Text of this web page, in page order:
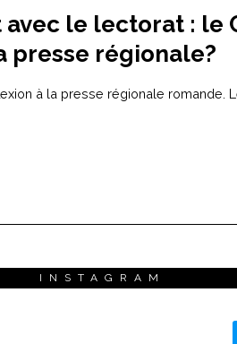
le lectorat : le
presse régionale?
à la presse régionale romande.
INSTAGRAM